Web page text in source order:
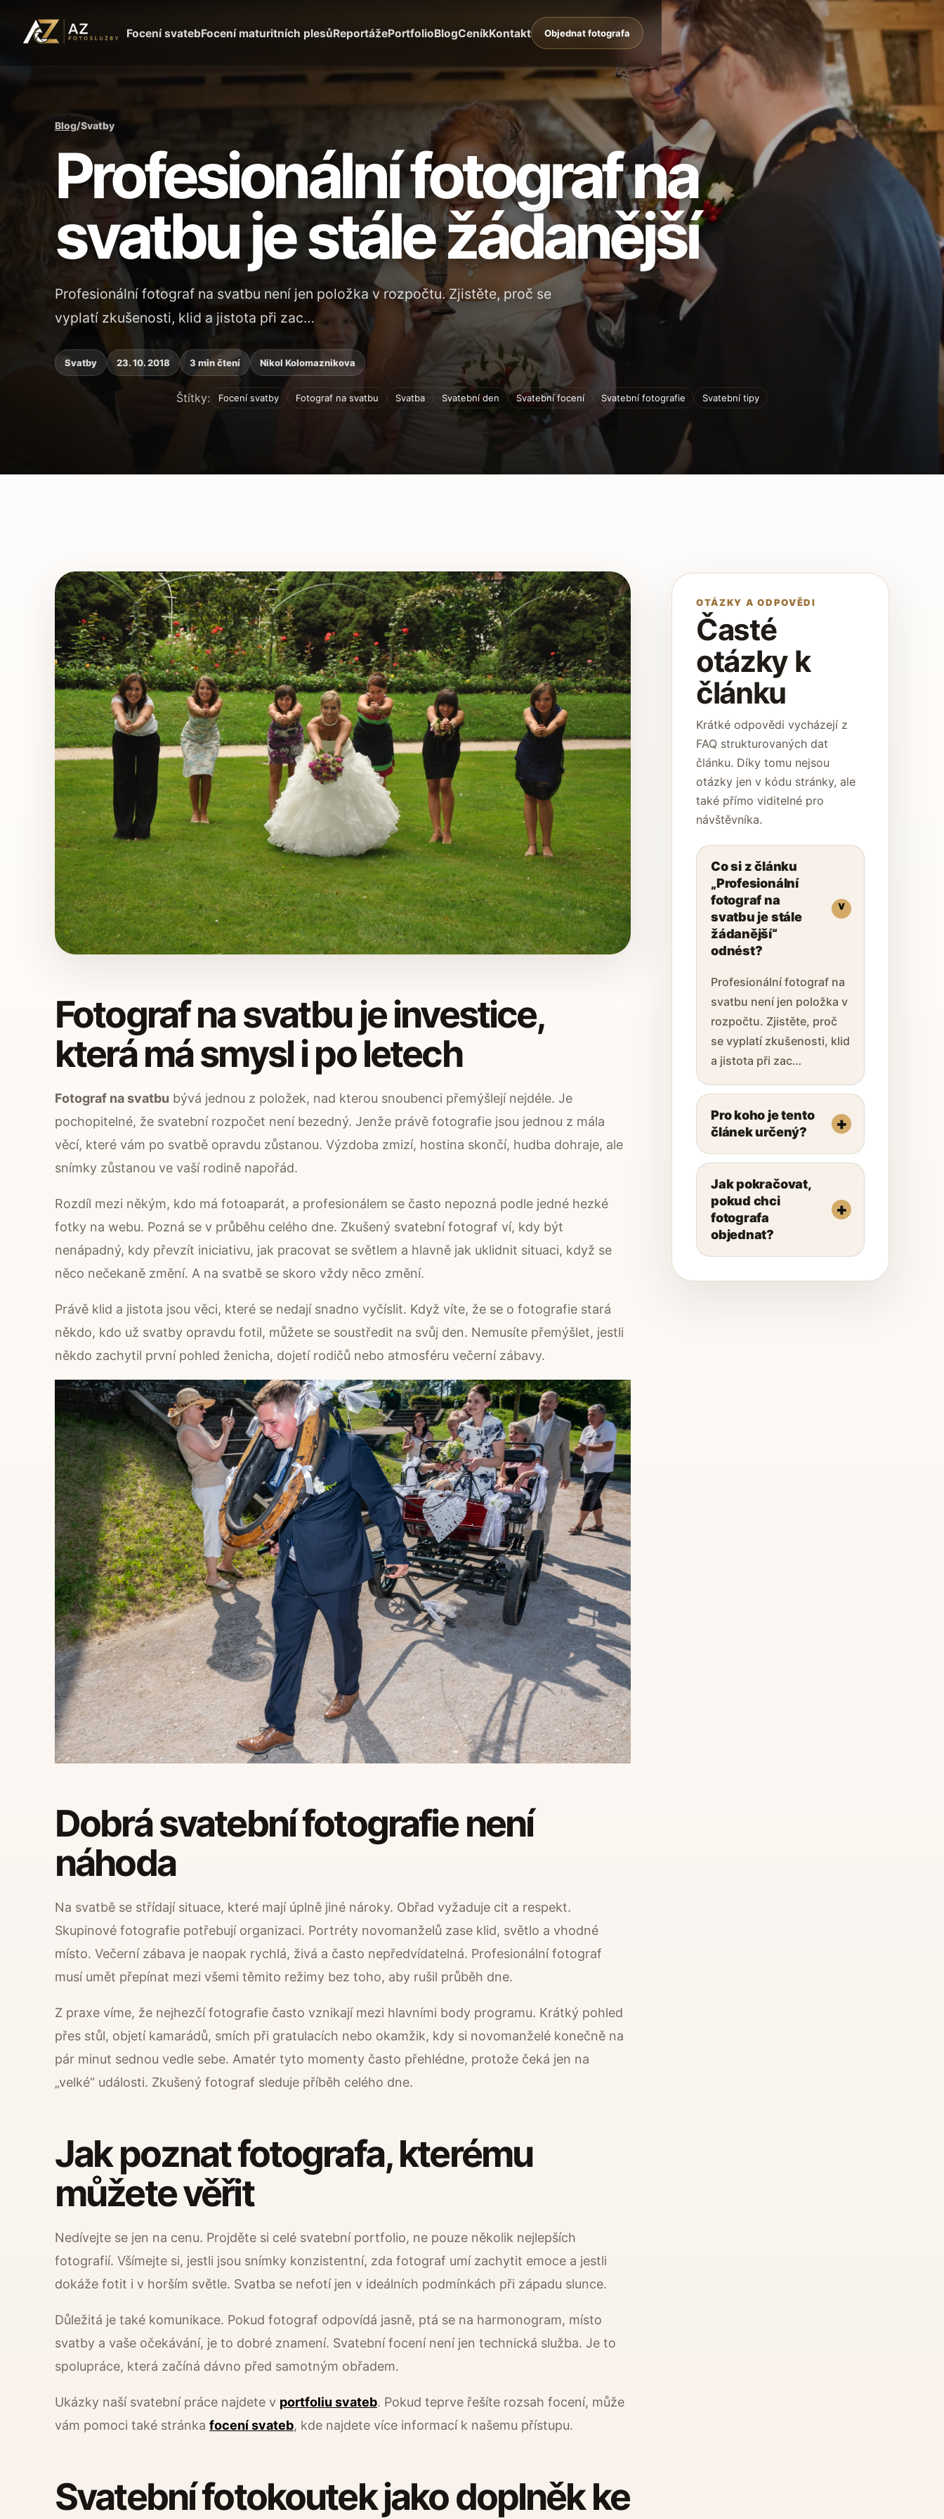
Focení svatebFocení maturitních plesůReportážePortfolioBlogCeníkKontakt Objednat fotografa
Blog/Svatby
Profesionální fotograf na
svatbu je stále žádanější
Profesionální fotograf na svatbu není jen položka v rozpočtu. Zjistěte, proč se
vyplatí zkušenosti, klid a jistota při zac…
Svatby 23. 10. 2018 3 min čtení Nikol Kolomaznikova
Štítky: Focení svatby Fotograf na svatbu Svatba Svatební den Svatební focení Svatební fotografie Svatební tipy
Fotograf na svatbu je investice,
která má smysl i po letech
Fotograf na svatbu bývá jednou z položek, nad kterou snoubenci přemýšlejí nejdéle. Je
pochopitelné, že svatební rozpočet není bezedný. Jenže právě fotografie jsou jednou z mála
věcí, které vám po svatbě opravdu zůstanou. Výzdoba zmizí, hostina skončí, hudba dohraje, ale
snímky zůstanou ve vaší rodině napořád.
Rozdíl mezi někým, kdo má fotoaparát, a profesionálem se často nepozná podle jedné hezké
fotky na webu. Pozná se v průběhu celého dne. Zkušený svatební fotograf ví, kdy být
nenápadný, kdy převzít iniciativu, jak pracovat se světlem a hlavně jak uklidnit situaci, když se
něco nečekaně změní. A na svatbě se skoro vždy něco změní.
Právě klid a jistota jsou věci, které se nedají snadno vyčíslit. Když víte, že se o fotografie stará
někdo, kdo už svatby opravdu fotil, můžete se soustředit na svůj den. Nemusíte přemýšlet, jestli
někdo zachytil první pohled ženicha, dojetí rodičů nebo atmosféru večerní zábavy.
Dobrá svatební fotografie není
náhoda
Na svatbě se střídají situace, které mají úplně jiné nároky. Obřad vyžaduje cit a respekt.
Skupinové fotografie potřebují organizaci. Portréty novomanželů zase klid, světlo a vhodné
místo. Večerní zábava je naopak rychlá, živá a často nepředvídatelná. Profesionální fotograf
musí umět přepínat mezi všemi těmito režimy bez toho, aby rušil průběh dne.
Z praxe víme, že nejhezčí fotografie často vznikají mezi hlavními body programu. Krátký pohled
přes stůl, objetí kamarádů, smích při gratulacích nebo okamžik, kdy si novomanželé konečně na
pár minut sednou vedle sebe. Amatér tyto momenty často přehlédne, protože čeká jen na
„velké“ události. Zkušený fotograf sleduje příběh celého dne.
Jak poznat fotografa, kterému
můžete věřit
Nedívejte se jen na cenu. Projděte si celé svatební portfolio, ne pouze několik nejlepších
fotografií. Všímejte si, jestli jsou snímky konzistentní, zda fotograf umí zachytit emoce a jestli
dokáže fotit i v horším světle. Svatba se nefotí jen v ideálních podmínkách při západu slunce.
Důležitá je také komunikace. Pokud fotograf odpovídá jasně, ptá se na harmonogram, místo
svatby a vaše očekávání, je to dobré znamení. Svatební focení není jen technická služba. Je to
spolupráce, která začíná dávno před samotným obřadem.
Ukázky naší svatební práce najdete v portfoliu svateb. Pokud teprve řešíte rozsah focení, může
vám pomoci také stránka focení svateb, kde najdete více informací k našemu přístupu.
Svatební fotokoutek jako doplněk ke
OTÁZKY A ODPOVĚDI
Časté
otázky k
článku
Krátké odpovědi vycházejí z
FAQ strukturovaných dat
článku. Díky tomu nejsou
otázky jen v kódu stránky, ale
také přímo viditelné pro
návštěvníka.
Co si z článku
„Profesionální
fotograf na
svatbu je stále
žádanější“
odnést?
Profesionální fotograf na
svatbu není jen položka v
rozpočtu. Zjistěte, proč
se vyplatí zkušenosti, klid
a jistota při zac…
Pro koho je tento
článek určený?
Jak pokračovat,
pokud chci
fotografa
objednat?